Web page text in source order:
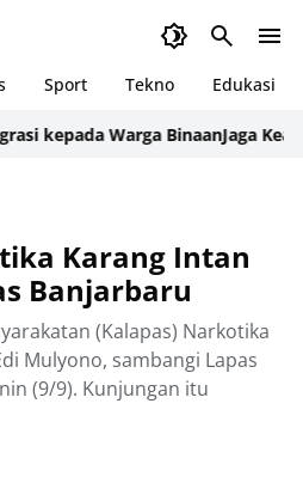
Sport Tekno Edukasi
Warga BinaanJaga
Karang Intan
Banjarbaru
(Kalapas) Narkotika
Mulyono, sambangi Lapas
(9/9). Kunjungan itu